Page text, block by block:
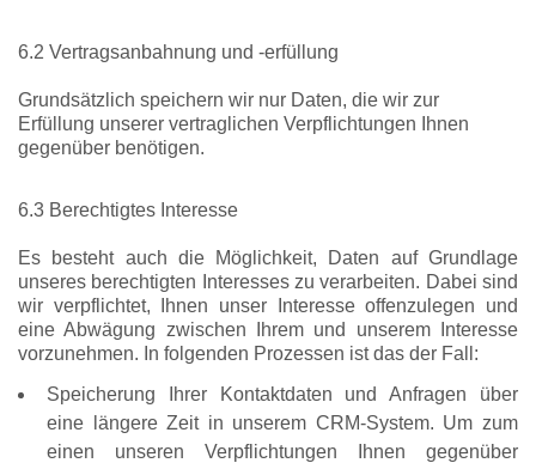
6.2 Vertragsanbahnung und -erfüllung
Grundsätzlich speichern wir nur Daten, die wir zur
Erfüllung unserer vertraglichen Verpflichtungen Ihnen
gegenüber benötigen.
6.3 Berechtigtes Interesse
Es besteht auch die Möglichkeit, Daten auf Grundlage
unseres berechtigten Interesses zu verarbeiten. Dabei sind
wir verpflichtet, Ihnen unser Interesse offenzulegen und
eine Abwägung zwischen Ihrem und unserem Interesse
vorzunehmen. In folgenden Prozessen ist das der Fall:
Speicherung Ihrer Kontaktdaten und Anfragen über
eine längere Zeit in unserem CRM-System. Um zum
einen unseren Verpflichtungen Ihnen gegenüber